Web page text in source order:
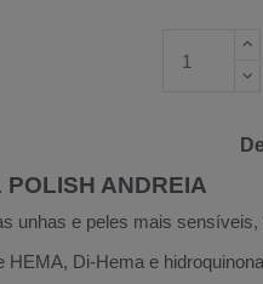
ANDREIA
unhas e peles mais
Di-Hema e